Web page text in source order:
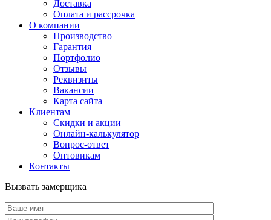
Доставка
Оплата и рассрочка
О компании
Производство
Гарантия
Портфолио
Отзывы
Реквизиты
Вакансии
Карта сайта
Клиентам
Скидки и акции
Онлайн-калькулятор
Вопрос-ответ
Оптовикам
Контакты
Вызвать замерщика